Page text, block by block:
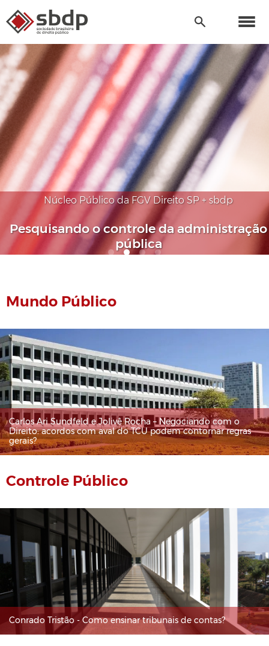
Núcleo Público da FGV Direito SP + sbdp
Pesquisando o controle da administração
pública
Mundo Público
Carlos Ari Sundfeld e Jolivê Rocha – Negociando com o
Direito: acordos com aval do TCU podem contornar regras
gerais?
Controle Público
Conrado Tristão - Como ensinar tribunais de contas?